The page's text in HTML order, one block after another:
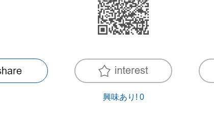
興味あり! 0